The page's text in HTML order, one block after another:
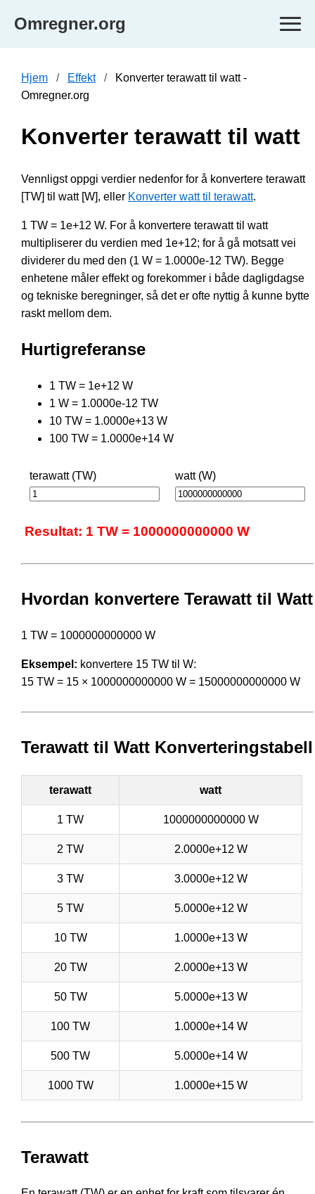
Omregner.org
Hjem Effekt
Konverter terawatt til watt -
Omregner.org
Konverter terawatt til watt
Vennligst oppgi verdier nedenfor for å konvertere terawatt
[TW] til watt [W], eller Konverter watt til terawatt.
1 TW = 1e+12 W. For å konvertere terawatt til watt
multipliserer du verdien med 1e+12; for å gå motsatt vei
dividerer du med den (1 W = 1.0000e-12 TW). Begge
enhetene måler effekt og forekommer i både dagligdagse
og tekniske beregninger, så det er ofte nyttig å kunne bytte
raskt mellom dem.
Hurtigreferanse
1 TW = 1e+12 W
1 W = 1.0000e-12 TW
10 TW = 1.0000e+13 W
100 TW = 1.0000e+14 W
terawatt (TW) watt (W)
Resultat: 1 TW = 1000000000000 W
Hvordan konvertere Terawatt til Watt
1 TW = 1000000000000 W
Eksempel: konvertere 15 TW til W:
15 TW = 15 × 1000000000000 W = 15000000000000 W
Terawatt til Watt Konverteringstabell
terawatt watt
1 TW 1000000000000 W
2 TW 2.0000e+12 W
3 TW 3.0000e+12 W
5 TW 5.0000e+12 W
10 TW 1.0000e+13 W
20 TW 2.0000e+13 W
50 TW 5.0000e+13 W
100 TW 1.0000e+14 W
500 TW 5.0000e+14 W
1000 TW 1.0000e+15 W
Terawatt